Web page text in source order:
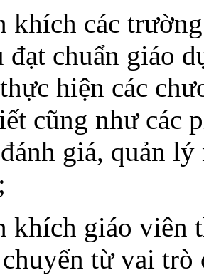
khích các
đạt chuẩn giáo
hiện các
cũng như các
giá, quản
khích giáo viên
từ vai